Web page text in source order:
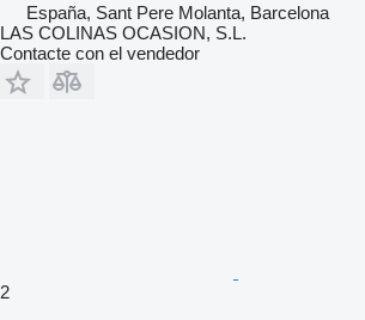
España, Sant Pere Molanta, Barcelona
LAS COLINAS OCASION, S.L.
Contacte con el vendedor
2